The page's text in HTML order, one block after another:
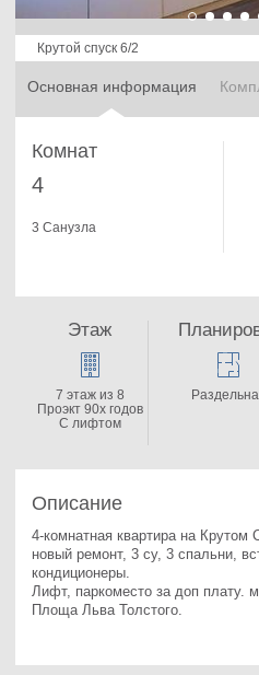
Крутой спуск 6/2
Основная информация
Комнат
4
3 Санузла
Описание
4-комнатная квартира на Крутом
новый ремонт, 3 су, 3 спальни,
кондиционеры.
Лифт, паркоместо за доп плату.
Площа Льва Толстого.
Этаж
7 этаж из 8
Проэкт 90х годов
С лифтом